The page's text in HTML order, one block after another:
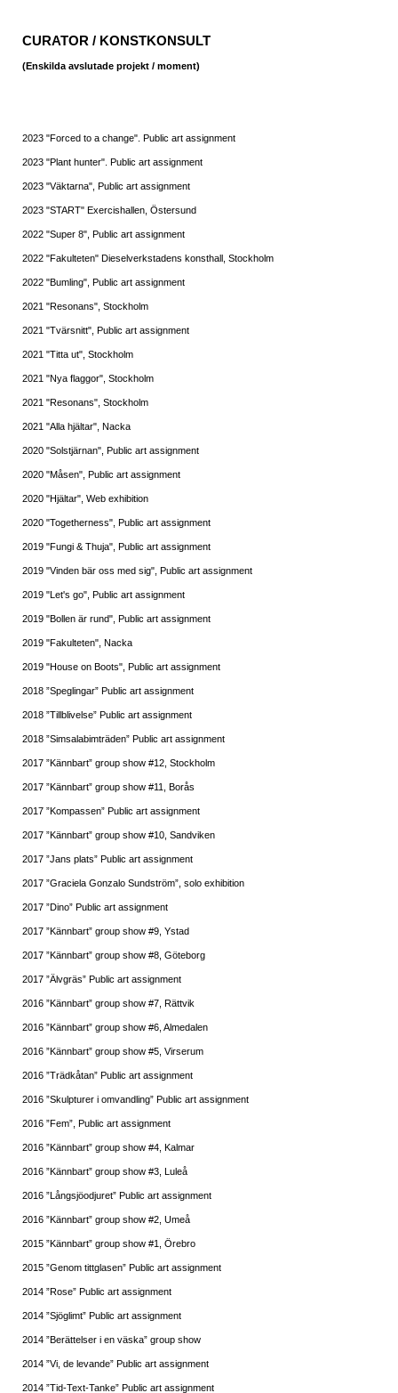
CURATOR / KONSTKONSULT
(Enskilda avslutade projekt / moment)
2023 "Forced to a change". Public art assignment
2023 "Plant hunter". Public art assignment
2023 "Väktarna", Public art assignment
2023 "START" Exercishallen, Östersund
2022 "Super 8", Public art assignment
2022 "Fakulteten" Dieselverkstadens konsthall, Stockholm
2022 "Bumling", Public art assignment
2021 "Resonans", Stockholm
2021 "Tvärsnitt", Public art assignment
2021 "Titta ut", Stockholm
2021 "Nya flaggor", Stockholm
2021 "Resonans", Stockholm
2021 "Alla hjältar", Nacka
2020 "Solstjärnan", Public art assignment
2020 "Måsen", Public art assignment
2020 "Hjältar", Web exhibition
2020 "Togetherness", Public art assignment
2019 "Fungi & Thuja", Public art assignment
2019 "Vinden bär oss med sig", Public art assignment
2019 "Let's go", Public art assignment
2019 "Bollen är rund", Public art assignment
2019 "Fakulteten", Nacka
2019 "House on Boots", Public art assignment
2018 ”Speglingar” Public art assignment
2018 ”Tillblivelse” Public art assignment
2018 ”Simsalabimträden” Public art assignment
2017 ”Kännbart” group show #12, Stockholm
2017 ”Kännbart” group show #11, Borås
2017 ”Kompassen” Public art assignment
2017 ”Kännbart” group show #10, Sandviken
2017 ”Jans plats” Public art assignment
2017 ”Graciela Gonzalo Sundström”, solo exhibition
2017 ”Dino” Public art assignment
2017 ”Kännbart” group show #9, Ystad
2017 ”Kännbart” group show #8, Göteborg
2017 ”Älvgräs” Public art assignment
2016 ”Kännbart” group show #7, Rättvik
2016 ”Kännbart” group show #6, Almedalen
2016 ”Kännbart” group show #5, Virserum
2016 ”Trädkåtan” Public art assignment
2016 ”Skulpturer i omvandling” Public art assignment
2016 ”Fem”, Public art assignment
2016 ”Kännbart” group show #4, Kalmar
2016 ”Kännbart” group show #3, Luleå
2016 ”Långsjöodjuret” Public art assignment
2016 ”Kännbart” group show #2, Umeå
2015 ”Kännbart” group show #1, Örebro
2015 ”Genom tittglasen” Public art assignment
2014 ”Rose” Public art assignment
2014 ”Sjöglimt” Public art assignment
2014 ”Berättelser i en väska” group show
2014 ”Vi, de levande” Public art assignment
2014 ”Tid-Text-Tanke” Public art assignment